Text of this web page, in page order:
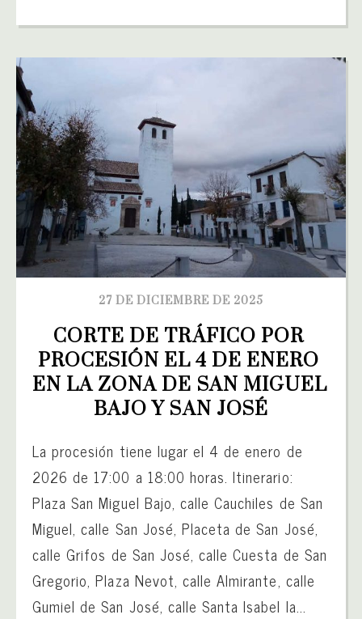
27 DE DICIEMBRE DE 2025
CORTE DE TRÁFICO POR
PROCESIÓN EL 4 DE ENERO
EN LA ZONA DE SAN MIGUEL
BAJO Y SAN JOSÉ
La procesión tiene lugar el 4 de enero de
2026 de 17:00 a 18:00 horas. Itinerario:
Plaza San Miguel Bajo, calle Cauchiles de San
Miguel, calle San José, Placeta de San José,
calle Grifos de San José, calle Cuesta de San
Gregorio, Plaza Nevot, calle Almirante, calle
Gumiel de San José, calle Santa Isabel la...